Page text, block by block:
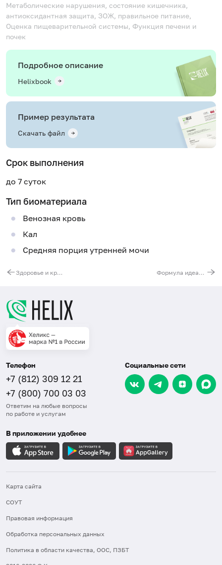
Метаболические нарушения, состояние кишечника,
антиоксидантная защита, ЗОЖ, правильное питание,
Оценка пищеварительной системы, Функция печени и
почек
Подробное описание
Helixbook
Пример результата
Скачать файл
Срок выполнения
до 7 суток
Тип биоматериала
Венозная кровь
Кал
Средняя порция утренней мочи
Здоровье и красота: кожа, волосы и ногти Формула идеального веса
Телефон
+7 (812) 309 12 21
+7 (800) 700 03 03
Ответим на любые вопросы
по работе и услугам
Социальные сети
В приложении удобнее
Карта сайта
СОУТ
Правовая информация
Обработка персональных данных
Политика в области качества, ООС, ПЗБТ